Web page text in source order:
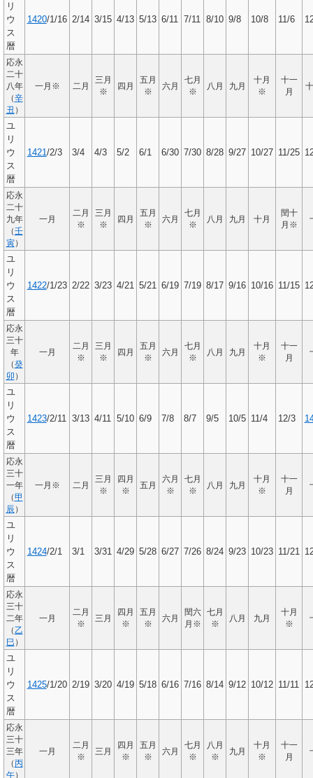
リ
ウ
ス
暦
1420/1/16 2/14 3/15 4/13 5/13 6/11 7/11 8/10 9/8 10/8 11/6
応永
二十
八年
（辛
丑 ）
一月※ 二月
三月
※
四月
五月
※
六月
七月
※
八月 九月
十月
※
十一
月
ユ
リ
ウ
ス
暦
1421/2/3 3/4 4/3 5/2 6/1 6/30 7/30 8/28 9/27 10/27 11/25
応永
二十
九年
（壬
寅）
一月
二月
※
三月
※
四月
五月
※
六月
七月
※
八月 九月 十月
閏十
月※
ユ
リ
ウ
ス
暦
1422/1/23 2/22 3/23 4/21 5/21 6/19 7/19 8/17 9/16 10/16 11/15
応永
三十
年
（癸
卯 ）
一月
二月
※
三月
※
四月
五月
※
六月
七月
※
八月 九月
十月
※
十一
月
ユ
リ
ウ
ス
暦
1423/2/11 3/13 4/11 5/10 6/9 7/8 8/7 9/5 10/5 11/4 12/3
応永
三十
一年
（甲
辰 ）
一月※ 二月
三月
※
四月
※
五月
六月
※
七月
※
八月 九月
十月
※
十一
月
ユ
リ
ウ
ス
暦
1424/2/1 3/1 3/31 4/29 5/28 6/27 7/26 8/24 9/23 10/23 11/21
応永
三十
二年
（乙
巳 ）
一月
二月
※
三月
四月
※
五月
※
六月
閏六
月※
七月
※
八月 九月
十月
※
ユ
リ
ウ
ス
暦
1425/1/20 2/19 3/20 4/19 5/18 6/16 7/16 8/14 9/12 10/12 11/11
応永
三十
三年
（丙
午）
一月
二月
※
三月
四月
※
五月
※
六月
七月
※
八月
※
九月
十月
※
十一
月